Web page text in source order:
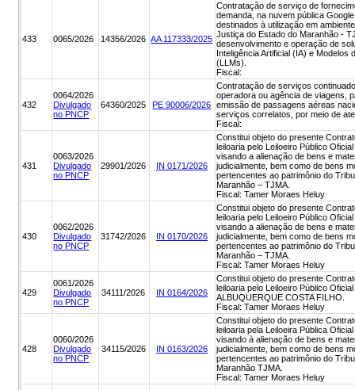
433 0065/2026 14356/2026 AA 117333/2025
Contratação de serviço de
demanda, na nuvem pública
destinados à utilização em
Justiça do Estado do Maranhão -
desenvolvimento e operação de
Inteligência Artificial (IA) e Modelos
(LLMs).
Fiscal:
432
0064/2026
Divulgado
no PNCP
64360/2025 PE 90006/2026
Contratação de serviços
operadora ou agência de viagens,
emissão de passagens aéreas
serviços correlatos, por meio de
Fiscal:
431
0063/2026
Divulgado
no PNCP
29901/2026 IN 0171/2026
Constitui objeto do presente
leiloaria pelo Leiloeiro Público
visando a alienação de bens e
judicialmente, bem como de bens
pertencentes ao patrimônio do
Maranhão – TJMA.
Fiscal: Tamer Moraes Heluy
430
0062/2026
Divulgado
no PNCP
31742/2026 IN 0170/2026
Constitui objeto do presente
leiloaria pelo Leiloeiro Público
visando a alienação de bens e
judicialmente, bem como de bens
pertencentes ao patrimônio do
Maranhão – TJMA.
Fiscal: Tamer Moraes Heluy
429
0061/2026
Divulgado
no PNCP
34111/2026 IN 0164/2026
Constitui objeto do presente
leiloaria pelo Leiloeiro Público
ALBUQUERQUE COSTA FILHO.
Fiscal: Tamer Moraes Heluy
428
0060/2026
Divulgado
no PNCP
34115/2026 IN 0163/2026
Constitui objeto do presente
leiloaria pela Leiloeira Pública
visando à alienação de bens e
judicialmente, bem como de bens
pertencentes ao patrimônio do
Maranhão TJMA.
Fiscal: Tamer Moraes Heluy